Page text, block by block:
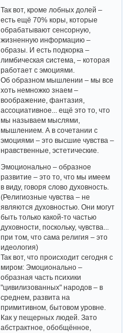
Так вот, кроме лобных долей –
есть ещё 70% коры, которые
обрабатывают сенсорную,
жизненную информацию –
образы. И есть подкорка –
лимбическая система, – которая
работает с эмоциями.
Об образном мышлении – мы все
хоть немножко знаем –
воображение, фантазия,
ассоциативное... ещё это то, что
мы называем мыслями,
мышлением. А в сочетании с
эмоциями – это высшие чувства –
нравственные, эстетические.
Эмоционально – образное
развитие – это то, что мы имеем
в виду, говоря слово духовность.
(Религиозные чувства – не
являются духовностью. Они могут
быть только какой-то частью
духовности, поскольку, чувства...
при том, что сама религия – это
идеология)
Так вот, что происходит сегодня с
миром: Эмоционально –
образная часть психики
"цивилизованных" народов – в
среднем, развита на
примитивном, бытовом уровне.
Как у пещерных людей. Зато
абстрактное, обобщённое,